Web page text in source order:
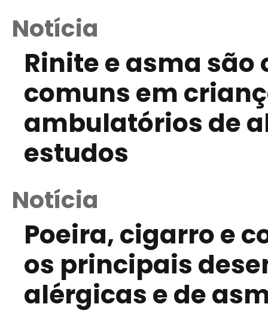
Notícia
Rinite e asma
comuns em
ambulatórios de
estudos
Notícia
Poeira, cigarro e
os principais
alérgicas e de